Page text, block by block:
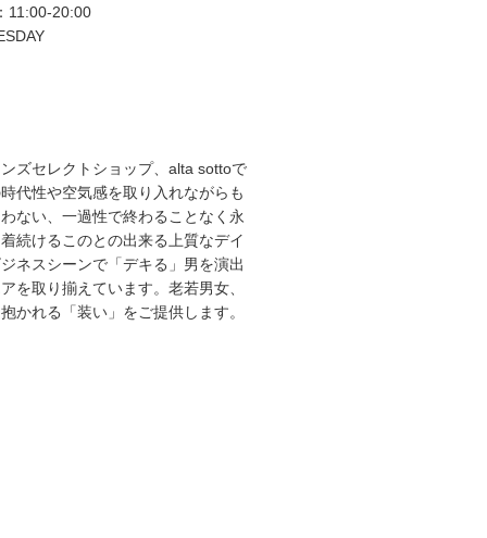
11:00-20:00
ズセレクトショップ、alta sottoで
代性や空気感を取り入れながらも
ない、一過性で終わることなく永
続けるこのとの出来る上質なデイ
ネスシーンで「デキる」男を演出
を取り揃えています。老若男女、
かれる「装い」をご提供します。